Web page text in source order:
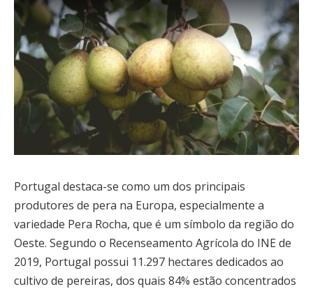
Portugal destaca-se como um dos principais
produtores de pera na Europa, especialmente a
variedade Pera Rocha, que é um símbolo da região do
Oeste. Segundo o Recenseamento Agrícola do INE de
2019, Portugal possui 11.297 hectares dedicados ao
cultivo de pereiras, dos quais 84% estão concentrados